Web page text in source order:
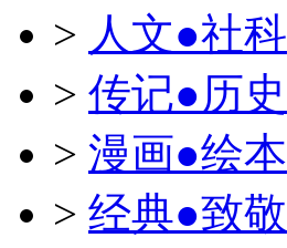
> 人文●社科
> 传记●历史
> 漫画●绘本
> 经典●致敬